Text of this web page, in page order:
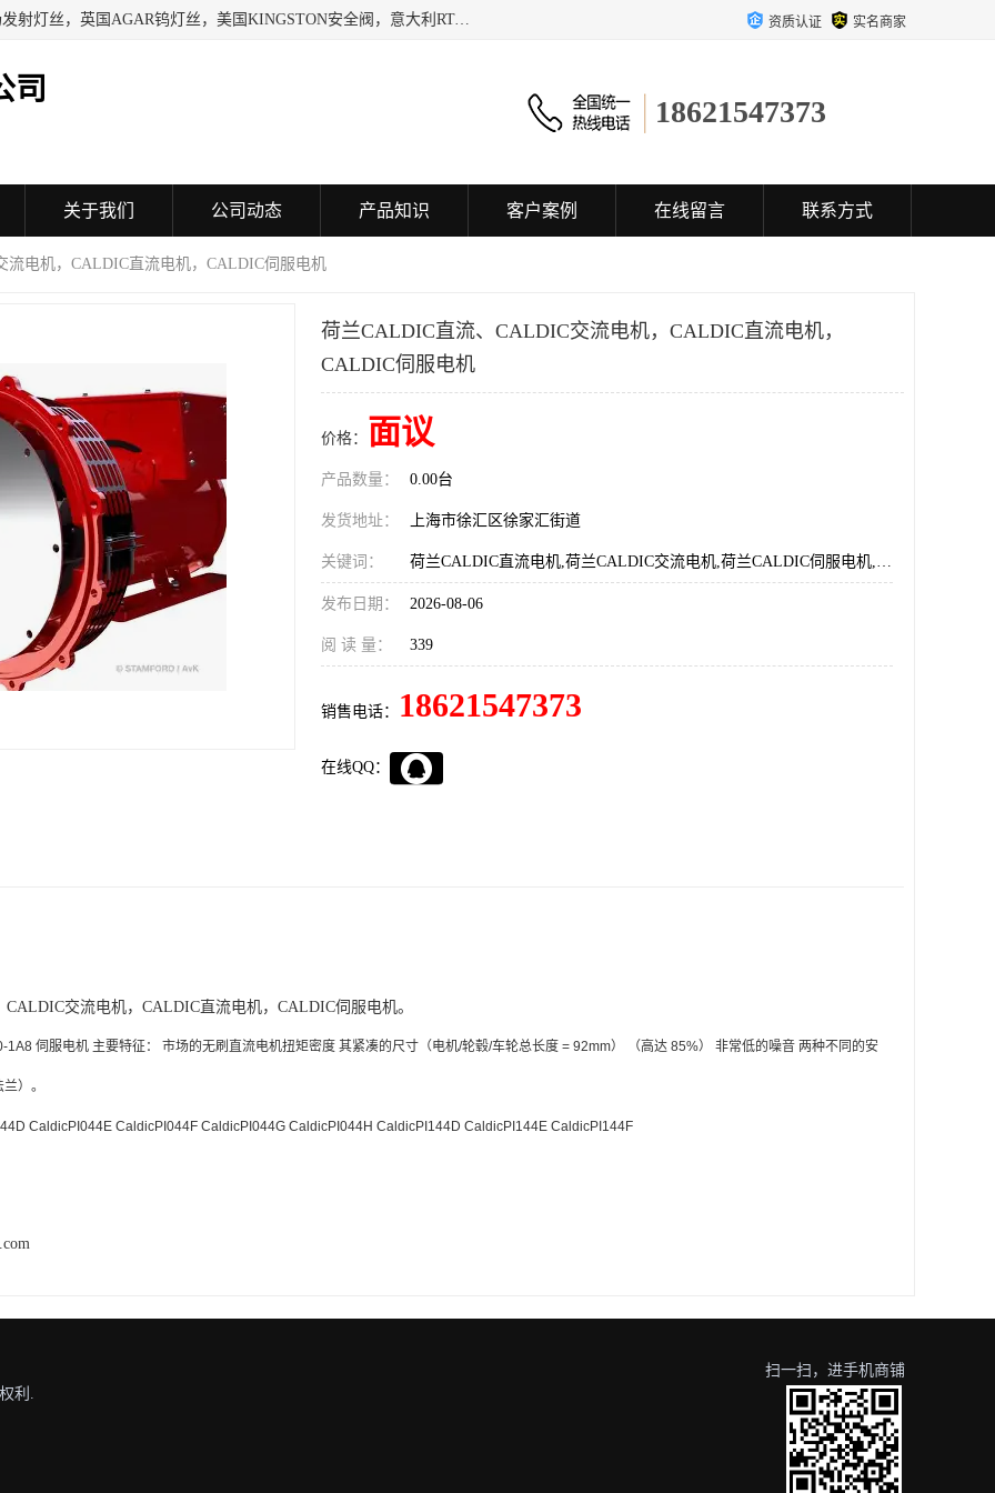
日本SHINDENGEN电磁铁，以色列KAYA采集卡，英国YPS场发射灯丝，英国AGAR钨灯丝，美国KINGSTON安全阀，意大利RTA驱动器，美国MOTT过滤器，美国GENIE过滤器，日本精线NIPPON SEISEN过滤器，法国SAPPEL水表, 德国Thyracont传感器，英国SONTAY压差传感器 美国MPC擦锡布 TB-300-MPC, 德国Matesy磁光分析仪 资质认证 实名商家
司
18621547373
关于我们 公司动态 产品知识 客户案例 在线留言 联系方式
电机，CALDIC直流电机，CALDIC伺服电机
荷兰CALDIC直流、CALDIC交流电机，CALDIC直流电机，
CALDIC伺服电机
价格： 面议
产品数量： 0.00台
发货地址： 上海市徐汇区徐家汇街道
关键词： 荷兰CALDIC直流电机,荷兰CALDIC交流电机,荷兰CALDIC伺服电机,荷兰CALDIC电机马达
发布日期： 2026-08-06
阅 读 量： 339
销售电话： 18621547373
在线QQ：
CALDIC交流电机，CALDIC直流电机，CALDIC伺服电机。
伺服电机 主要特征： 市场的无刷直流电机扭矩密度 其紧凑的尺寸（电机/轮毂/车轮总长度 = 92mm） （高达 85%） 非常低的噪音 两种不同的安
）。
CaldicPI044E CaldicPI044F CaldicPI044G CaldicPI044H CaldicPI144D CaldicPI144E CaldicPI144F
利.
扫一扫，进手机商铺